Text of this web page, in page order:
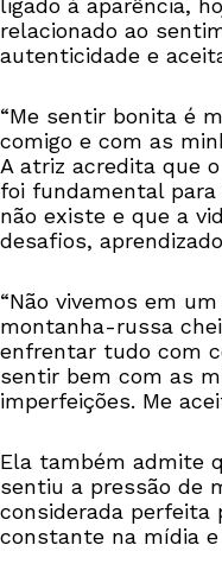
ligado à aparência,
relacionado ao
autenticidade e
“Me sentir bonita é
comigo e com as
A atriz acredita que
foi fundamental para
não existe e que a
desafios,
“Não vivemos em
montanha-russa
enfrentar tudo com
sentir bem com as
imperfeições. Me
Ela também admite
sentiu a pressão de
considerada perfeita
constante na mídia